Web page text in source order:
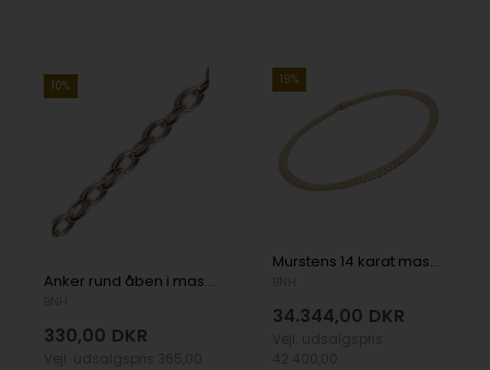
10%
Anker rund åben i massivt 925 sterling sølv armbånd og halskæder
330,00 DKR
19%
Murstens 14 karat massiv guld halskæder fra BNH - Danmarks kæde producent
34.344,00 DKR